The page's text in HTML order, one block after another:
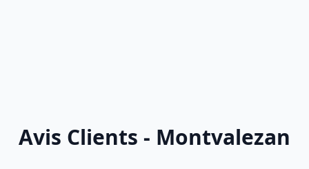
Avis Clients - Montvalezan